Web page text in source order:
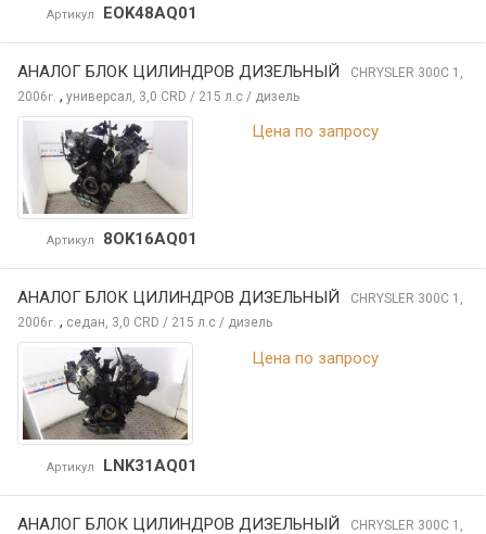
Артикул EOK48AQ01
АНАЛОГ БЛОК ЦИЛИНДРОВ ДИЗЕЛЬНЫЙ CHRYSLER 300C 1,
2006г. , универсал, 3,0 CRD / 215 л.с / дизель
Артикул 8OK16AQ01
Цена по запросу
АНАЛОГ БЛОК ЦИЛИНДРОВ ДИЗЕЛЬНЫЙ CHRYSLER 300C 1,
2006г. , седан, 3,0 CRD / 215 л.с / дизель
Артикул LNK31AQ01
Цена по запросу
АНАЛОГ БЛОК ЦИЛИНДРОВ ДИЗЕЛЬНЫЙ CHRYSLER 300C 1,